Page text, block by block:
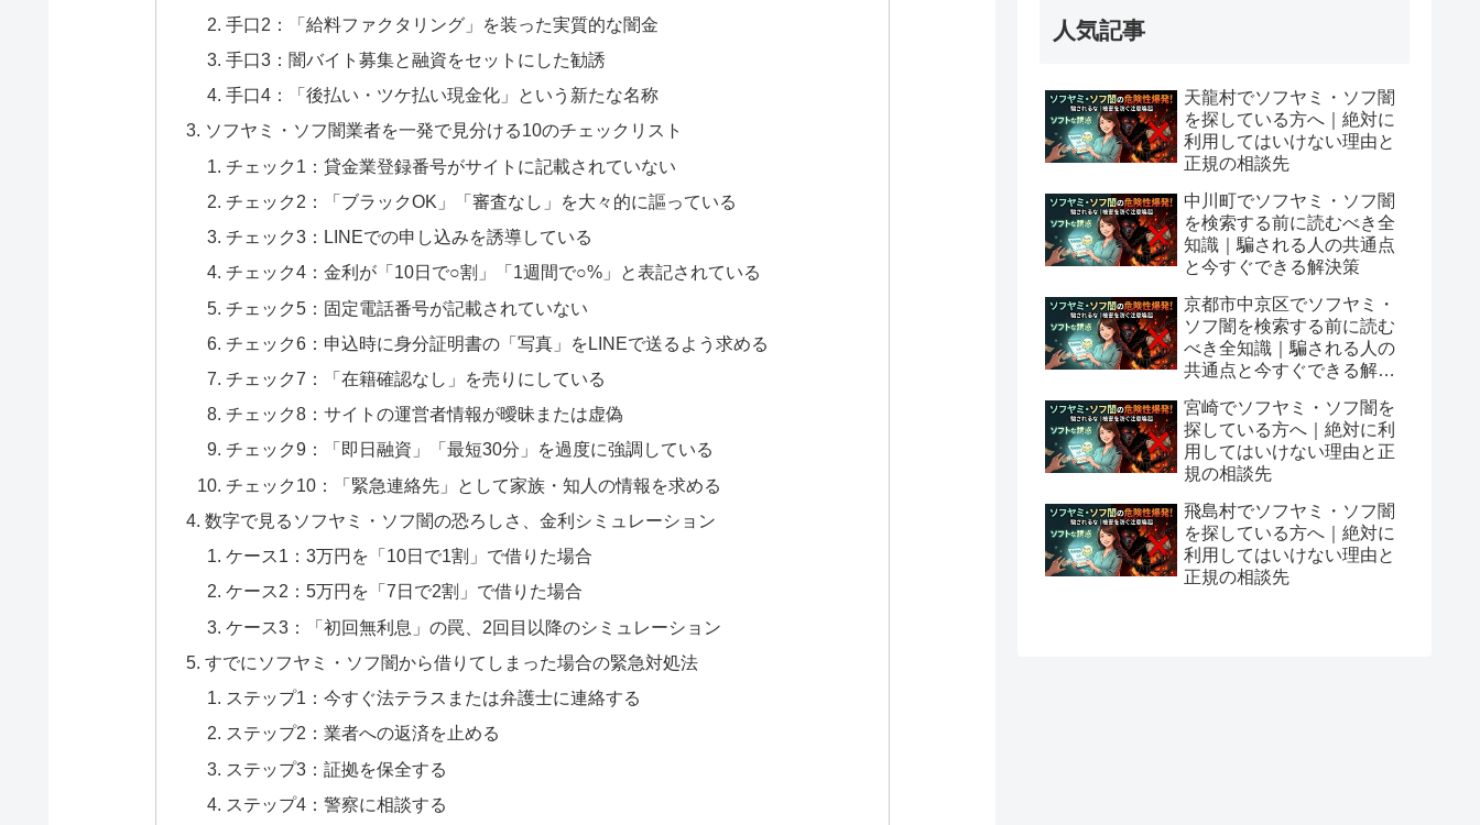
手口2：「給料ファクタリング」を装った実質的な闇金
手口3：闇バイト募集と融資をセットにした勧誘
手口4：「後払い・ツケ払い現金化」という新たな名称
ソフヤミ・ソフ闇業者を一発で見分ける10のチェックリスト
チェック1：貸金業登録番号がサイトに記載されていない
チェック2：「ブラックOK」「審査なし」を大々的に謳っている
チェック3：LINEでの申し込みを誘導している
チェック4：金利が「10日で○割」「1週間で○%」と表記されている
チェック5：固定電話番号が記載されていない
チェック6：申込時に身分証明書の「写真」をLINEで送るよう求める
チェック7：「在籍確認なし」を売りにしている
チェック8：サイトの運営者情報が曖昧または虚偽
チェック9：「即日融資」「最短30分」を過度に強調している
チェック10：「緊急連絡先」として家族・知人の情報を求める
数字で見るソフヤミ・ソフ闇の恐ろしさ、金利シミュレーション
ケース1：3万円を「10日で1割」で借りた場合
ケース2：5万円を「7日で2割」で借りた場合
ケース3：「初回無利息」の罠、2回目以降のシミュレーション
すでにソフヤミ・ソフ闇から借りてしまった場合の緊急対処法
ステップ1：今すぐ法テラスまたは弁護士に連絡する
ステップ2：業者への返済を止める
ステップ3：証拠を保全する
ステップ4：警察に相談する
人気記事
天龍村でソフヤミ・ソフ闇
を探している方へ｜絶対に
利用してはいけない理由と
正規の相談先
中川町でソフヤミ・ソフ闇
を検索する前に読むべき全
知識｜騙される人の共通点
と今すぐできる解決策
京都市中京区でソフヤミ・
ソフ闇を検索する前に読む
べき全知識｜騙される人の
共通点と今すぐできる解決
宮崎でソフヤミ・ソフ闇を
探している方へ｜絶対に利
用してはいけない理由と正
規の相談先
飛島村でソフヤミ・ソフ闇
を探している方へ｜絶対に
利用してはいけない理由と
正規の相談先